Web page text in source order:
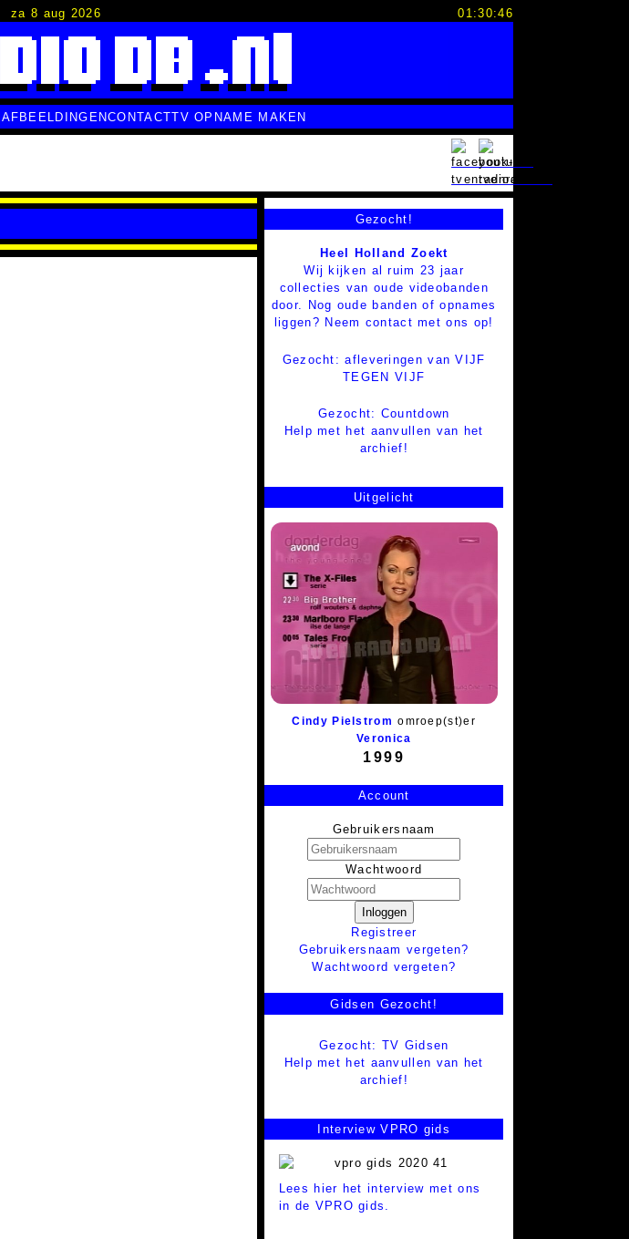
za 8 aug 2026 01:30:47
AFBEELDINGENCONTACTTV OPNAME MAKEN
Gezocht!
Heel Holland Zoekt
Wij kijken al ruim 23 jaar
collecties van oude videobanden
door. Nog oude banden of opnames
liggen? Neem contact met ons op!
Gezocht: afleveringen van VIJF
TEGEN VIJF
Gezocht: Countdown
Help met het aanvullen van het
archief!
Uitgelicht
Cindy Pielstrom omroep(st)er
Veronica
1999
Account
Gebruikersnaam
Wachtwoord
Inloggen
Registreer
Gebruikersnaam vergeten?
Wachtwoord vergeten?
Gidsen Gezocht!
Gezocht: TV Gidsen
Help met het aanvullen van het
archief!
Interview VPRO gids
Lees hier het interview met ons
in de VPRO gids.